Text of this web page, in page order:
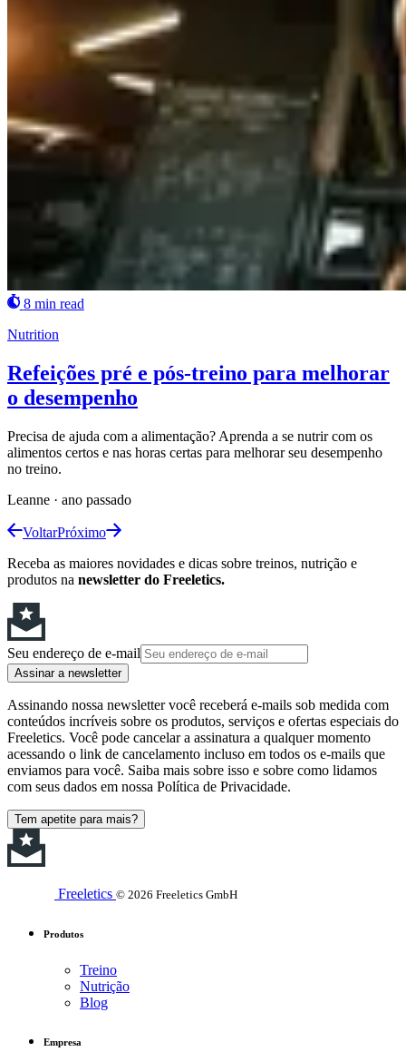
8 min read
Nutrition
Refeições pré e pós-treino para melhorar
o desempenho
Precisa de ajuda com a alimentação? Aprenda a se nutrir com os
alimentos certos e nas horas certas para melhorar seu desempenho
no treino.
Leanne · ano passado
VoltarPróximo
Receba as maiores novidades e dicas sobre treinos, nutrição e
produtos na newsletter do Freeletics.
Seu endereço de e-mail
Assinar a newsletter
Assinando nossa newsletter você receberá e-mails sob medida com
conteúdos incríveis sobre os produtos, serviços e ofertas especiais do
Freeletics. Você pode cancelar a assinatura a qualquer momento
acessando o link de cancelamento incluso em todos os e-mails que
enviamos para você. Saiba mais sobre isso e sobre como lidamos
com seus dados em nossa Política de Privacidade.
Tem apetite para mais?
Freeletics © 2026 Freeletics GmbH
Produtos
Treino
Nutrição
Blog
Empresa